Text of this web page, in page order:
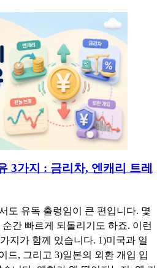
3가지 : 금리차, 엔캐리 트레
도 유독 출렁임이 큰 편입니다. 몇
간 빠르게 되돌리기도 하죠. 이런
지가 함께 있습니다. 1)미국과 일
드, 그리고 3)일본의 외환 개입 입